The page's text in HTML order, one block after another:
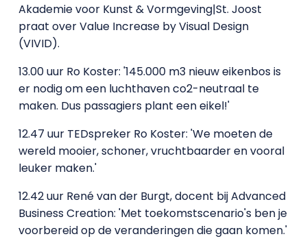
Akademie voor Kunst & Vormgeving|St. Joost
praat over Value Increase by Visual Design
(VIVID).
13.00 uur Ro Koster: '145.000 m3 nieuw eikenbos is
er nodig om een luchthaven co2-neutraal te
maken. Dus passagiers plant een eikel!'
12.47 uur TEDspreker Ro Koster: 'We moeten de
wereld mooier, schoner, vruchtbaarder en vooral
leuker maken.'
12.42 uur René van der Burgt, docent bij Advanced
Business Creation: 'Met toekomstscenario's ben je
voorbereid op de veranderingen die gaan komen.'